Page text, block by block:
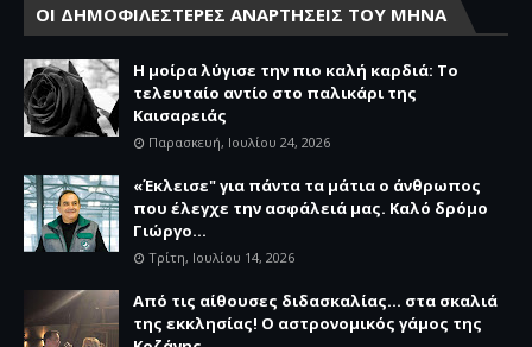
ΟΙ ΔΗΜΟΦΙΛΕΣΤΕΡΕΣ ΑΝΑΡΤΗΣΕΙΣ ΤΟΥ ΜΗΝΑ
Η μοίρα λύγισε την πιο καλή καρδιά: Το
τελευταίο αντίο στο παλικάρι της
Καισαρειάς
Παρασκευή, Ιουλίου 24, 2026
«Έκλεισε" για πάντα τα μάτια ο άνθρωπος
που έλεγχε την ασφάλειά μας. Καλό δρόμο
Γιώργο...
Τρίτη, Ιουλίου 14, 2026
Από τις αίθουσες διδασκαλίας… στα σκαλιά
της εκκλησίας! Ο αστρονομικός γάμος της